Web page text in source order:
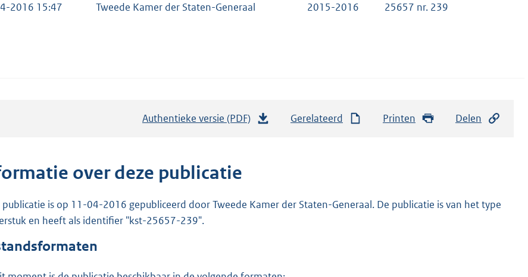
2016 15:47 Tweede Kamer der Staten-Generaal 2015-2016 25657 nr. 239
Authentieke versie (PDF)
n
Gerelateerd Printen Delen
over deze publicatie
publicatie is op 11-04-2016 gepubliceerd door Tweede Kamer der Staten-Generaal. De publicatie is van het type
en heeft als identifier "kst-25657-239".